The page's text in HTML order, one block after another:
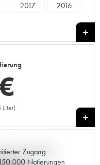
2017 2016
+
Zugang
Notierungen
Preisnotierung